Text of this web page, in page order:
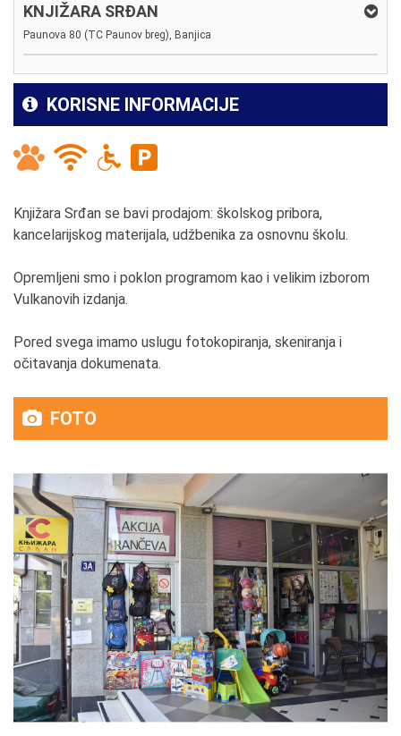
KNJIŽARA SRĐAN
Paunova 80 (TC Paunov breg), Banjica
KORISNE INFORMACIJE
Knjižara Srđan se bavi prodajom: školskog pribora,
kancelarijskog materijala, udžbenika za osnovnu školu.
Opremljeni smo i poklon programom kao i velikim izborom
Vulkanovih izdanja.
Pored svega imamo uslugu fotokopiranja, skeniranja i
očitavanja dokumenata.
FOTO